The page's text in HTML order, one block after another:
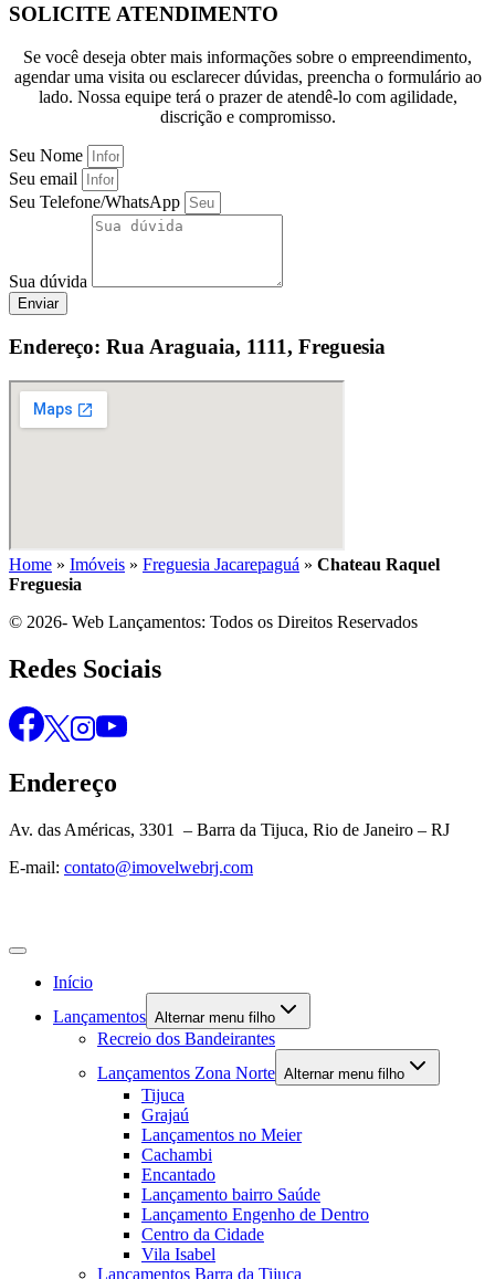
SOLICITE ATENDIMENTO
Se você deseja obter mais informações sobre o empreendimento,
agendar uma visita ou esclarecer dúvidas, preencha o formulário ao
lado. Nossa equipe terá o prazer de atendê-lo com agilidade,
discrição e compromisso.
Seu Nome
Seu email
Seu Telefone/WhatsApp
Sua dúvida
Enviar
Endereço: Rua Araguaia, 1111, Freguesia
Home » Imóveis » Freguesia Jacarepaguá » Chateau Raquel
Freguesia
© 2026- Web Lançamentos: Todos os Direitos Reservados
Redes Sociais
Endereço
Av. das Américas, 3301 – Barra da Tijuca, Rio de Janeiro – RJ
E-mail: contato@imovelwebrj.com
Início
Lançamentos Alternar menu filho
Recreio dos Bandeirantes
Lançamentos Zona Norte Alternar menu filho
Tijuca
Grajaú
Lançamentos no Meier
Cachambi
Encantado
Lançamento bairro Saúde
Lançamento Engenho de Dentro
Centro da Cidade
Vila Isabel
Lançamentos Barra da Tijuca